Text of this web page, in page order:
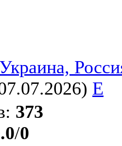
Украина,
E
: 373
/0